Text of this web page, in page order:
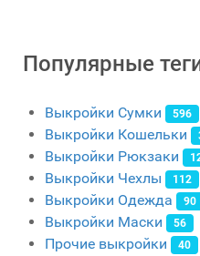
Популярные
Выкройки Сумки 596
Выкройки Кошельки
Выкройки Рюкзаки
Выкройки Чехлы 112
Выкройки Одежда 90
Выкройки Маски 56
Прочие выкройки 40